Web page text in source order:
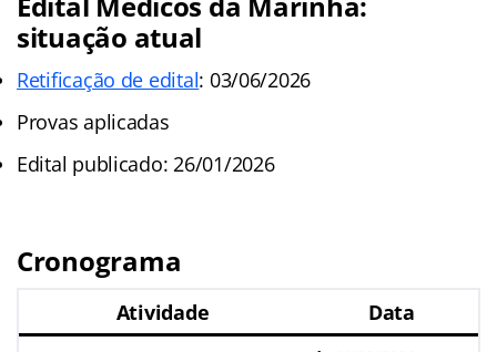
situação atual
Retificação de edital: 03/06/2026
Provas aplicadas
Edital publicado: 26/01/2026
Cronograma
Atividade Data